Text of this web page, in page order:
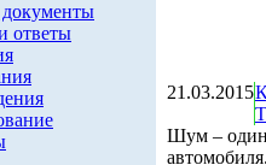
ответы
21.03.2015
Шум – один